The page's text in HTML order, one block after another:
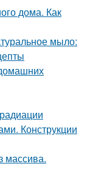
дома. Как
мыло:
Конструкции
массива.